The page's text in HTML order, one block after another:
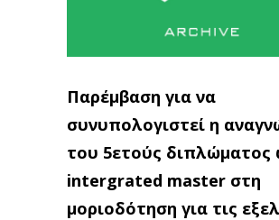
Παρέμβαση για να
συνυπολογιστεί η
του 5ετούς διπλώματος
intergrated master στη
μοριοδότηση για τις